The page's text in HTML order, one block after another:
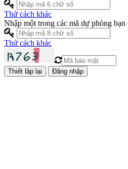
Thử cách khác
Nhập một trong các mã dự phòng bạn
Thử cách khác
Đăng nhập